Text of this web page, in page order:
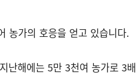
농가의 호응을 얻고 있습니다.
난해에는 5만 3천여 농가로 3배